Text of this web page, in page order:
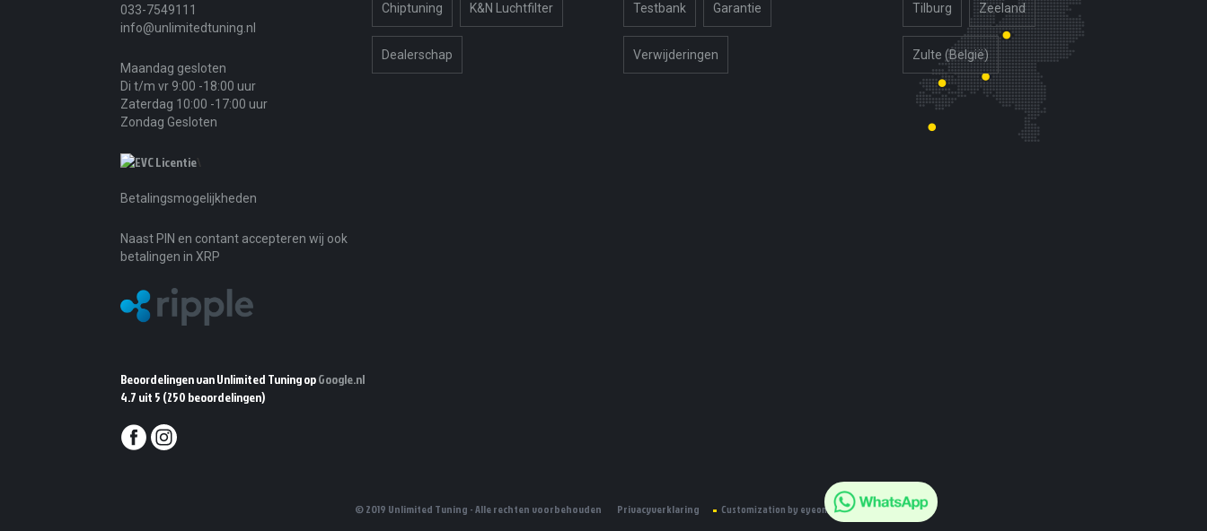
033-7549111
info@unlimitedtuning.nl
Maandag gesloten
Di t/m vr 9:00 -18:00 uur
Zaterdag 10:00 -17:00 uur
Zondag Gesloten
Betalingsmogelijkheden
Naast PIN en contant accepteren wij ook
betalingen in XRP
Beoordelingen van Unlimited Tuning opGoogle.nl
4.7 uit 5 (250 beoordelingen)
Chiptuning K&N Luchtfilter
Dealerschap
Testbank Garantie
Verwijderingen
Tilburg Zeeland
Zulte (België)
© 2019 Unlimited Tuning - Alle rechten voorbehouden Privacyverklaring Customization by eyeonline